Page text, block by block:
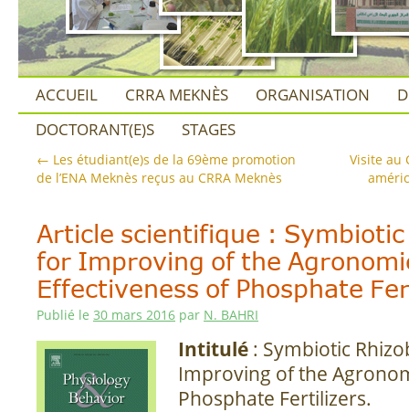
ACCUEIL CRRA MEKNÈS ORGANISATION
DOCTORANT(E)S
STAGES
← Les étudiant(e)s de la 69ème promotion
de l’ENA Meknès reçus au CRRA Meknès
Visite au
Article scientifique :
for Improving of the
Effectiveness of Phosphate
Publié le 30 mars 2016 par N. BAHRI
Intitulé : Symbiotic
Improving of the
Phosphate Fertilizers.